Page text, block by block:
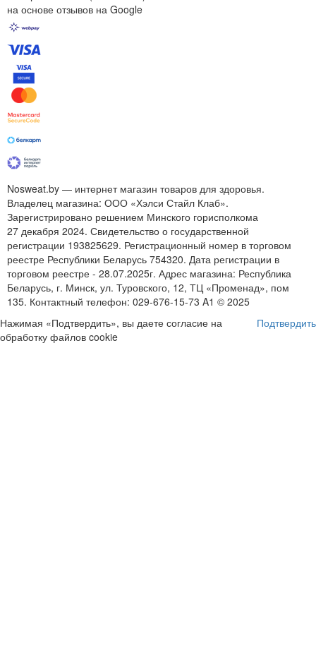
на основе отзывов на Google
Nosweat.by — интернет магазин товаров для здоровья.
Владелец магазина: ООО «Хэлси Стайл Клаб».
Зарегистрировано решением Минского горисполкома
27 декабря 2024. Свидетельство о государственной
регистрации 193825629. Регистрационный номер в торговом
реестре Республики Беларусь 754320. Дата регистрации в
торговом реестре - 28.07.2025г. Адрес магазина: Республика
Беларусь, г. Минск, ул. Туровского, 12, ТЦ «Променад», пом
135. Контактный телефон: 029-676-15-73 A1 © 2025
Нажимая «Подтвердить», вы даете согласие на
обработку файлов cookie
Подтвердить